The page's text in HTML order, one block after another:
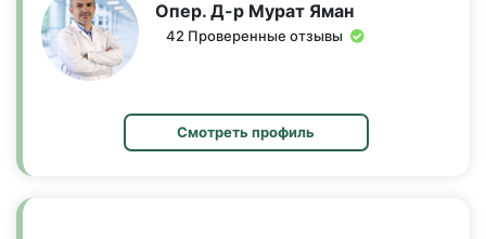
Опер. Д-р Мурат Яман
42 Проверенные отзывы
Смотреть профиль